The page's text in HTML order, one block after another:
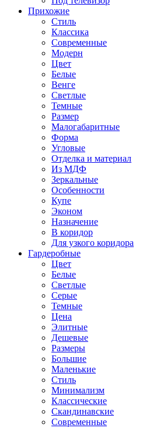
Прихожие
Стиль
Классика
Современные
Модерн
Цвет
Белые
Венге
Светлые
Темные
Размер
Малогабаритные
Форма
Угловые
Отделка и материал
Из МДФ
Зеркальные
Особенности
Купе
Эконом
Назначение
В коридор
Для узкого коридора
Гардеробные
Цвет
Белые
Светлые
Серые
Темные
Цена
Элитные
Дешевые
Размеры
Большие
Маленькие
Стиль
Минимализм
Классические
Скандинавские
Современные